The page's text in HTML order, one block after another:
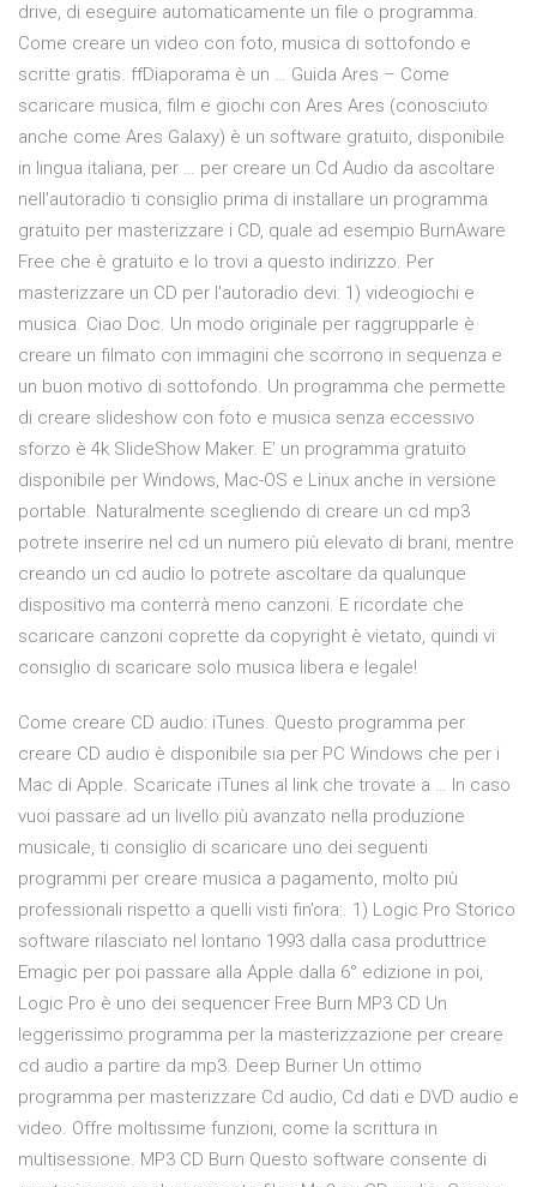
drive, di eseguire automaticamente un file o programma.
Come creare un video con foto, musica di sottofondo e
scritte gratis. ffDiaporama è un … Guida Ares – Come
scaricare musica, film e giochi con Ares Ares (conosciuto
anche come Ares Galaxy) è un software gratuito, disponibile
in lingua italiana, per … per creare un Cd Audio da ascoltare
nell'autoradio ti consiglio prima di installare un programma
gratuito per masterizzare i CD, quale ad esempio BurnAware
Free che è gratuito e lo trovi a questo indirizzo. Per
masterizzare un CD per l'autoradio devi: 1) videogiochi e
musica. Ciao Doc. Un modo originale per raggrupparle è
creare un filmato con immagini che scorrono in sequenza e
un buon motivo di sottofondo. Un programma che permette
di creare slideshow con foto e musica senza eccessivo
sforzo è 4k SlideShow Maker. E’ un programma gratuito
disponibile per Windows, Mac-OS e Linux anche in versione
portable. Naturalmente scegliendo di creare un cd mp3
potrete inserire nel cd un numero più elevato di brani, mentre
creando un cd audio lo potrete ascoltare da qualunque
dispositivo ma conterrà meno canzoni. E ricordate che
scaricare canzoni coprette da copyright è vietato, quindi vi
consiglio di scaricare solo musica libera e legale!
Come creare CD audio: iTunes. Questo programma per
creare CD audio è disponibile sia per PC Windows che per i
Mac di Apple. Scaricate iTunes al link che trovate a … In caso
vuoi passare ad un livello più avanzato nella produzione
musicale, ti consiglio di scaricare uno dei seguenti
programmi per creare musica a pagamento, molto più
professionali rispetto a quelli visti fin’ora:. 1) Logic Pro Storico
software rilasciato nel lontano 1993 dalla casa produttrice
Emagic per poi passare alla Apple dalla 6° edizione in poi,
Logic Pro è uno dei sequencer Free Burn MP3 CD Un
leggerissimo programma per la masterizzazione per creare
cd audio a partire da mp3. Deep Burner Un ottimo
programma per masterizzare Cd audio, Cd dati e DVD audio e
video. Offre moltissime funzioni, come la scrittura in
multisessione. MP3 CD Burn Questo software consente di